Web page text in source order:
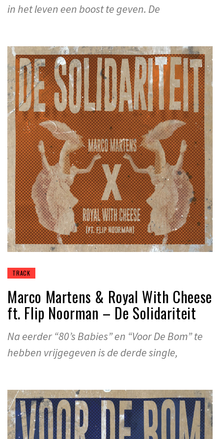
in het leven een boost te geven. De
TRACK
Marco Martens & Royal With Cheese
ft. Flip Noorman – De Solidariteit
Na eerder “80’s Babies” en “Voor De Bom” te
hebben vrijgegeven is de derde single,